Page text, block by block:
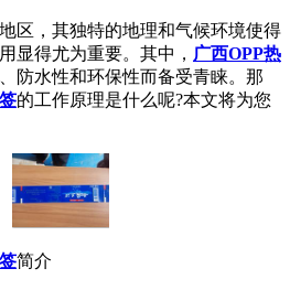
区，其独特的地理和气候环境使得
显得尤为重要。其中， 广西OPP热
防水性和环保性而备受青睐。那
的工作原理是什么呢?本文将为您
简介